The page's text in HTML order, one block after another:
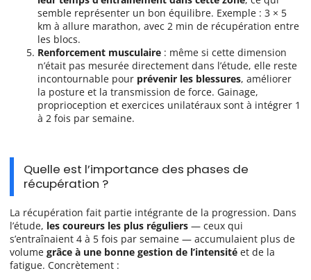
semble représenter un bon équilibre. Exemple : 3 × 5
km à allure marathon, avec 2 min de récupération entre
les blocs.
Renforcement musculaire : même si cette dimension
n’était pas mesurée directement dans l’étude, elle reste
incontournable pour prévenir les blessures, améliorer
la posture et la transmission de force. Gainage,
proprioception et exercices unilatéraux sont à intégrer 1
à 2 fois par semaine.
Quelle est l’importance des phases de
récupération ?
La récupération fait partie intégrante de la progression. Dans
l’étude, les coureurs les plus réguliers — ceux qui
s’entraînaient 4 à 5 fois par semaine — accumulaient plus de
volume grâce à une bonne gestion de l’intensité et de la
fatigue. Concrètement :